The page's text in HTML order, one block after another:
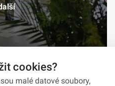
cookies?
malé datové soubory,